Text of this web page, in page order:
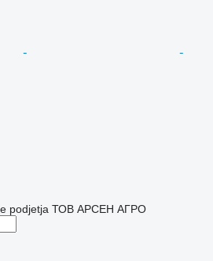
podjetja ТОВ АРСЕН АГРО